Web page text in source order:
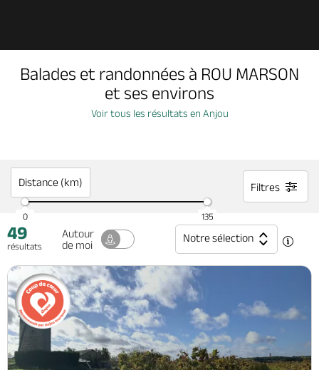
À voir, à faire
Dormir, manger
Séjours, cadeaux
Billetterie en ligne
Balades et randonnées à ROU MARSON
et ses environs
Voir tous les résultats en Anjou
Distance (km)
0 135
Filtres
49
résultats
Autour
de moi
Notre sélection